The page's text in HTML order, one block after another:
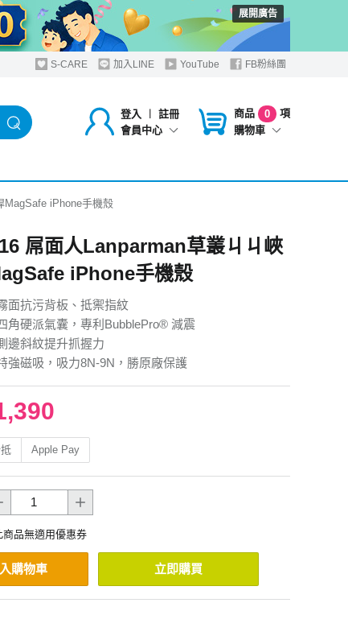
展開廣告
S-CARE 加入LINE YouTube FB粉絲團
登入 ︱
註冊
會員中心
商品 0
項
購物車
MagSafe iPhone手機殼
屌面人Lanparman草叢ㄐㄐ峽
iPhone手機殼
面抗污背板、抵禦指紋
角硬派氣囊，專利BubblePro® 減震
邊斜紋提升抓握力
強磁吸，吸力8N-9N，勝原廠保護
Apple Pay
商品無適用優惠券
購物車 立即購買